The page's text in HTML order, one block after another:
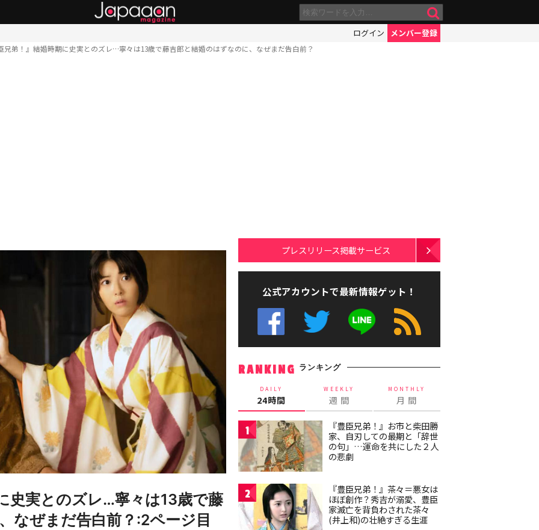
ログイン メンバー登録
兄弟！』結婚時期に史実とのズレ…寧々は13歳で藤吉郎と結婚のはずなのに、なぜまだ告白前？
史実とのズレ…寧々は13歳で藤
なぜまだ告白前？:2ページ目
プレスリリース掲載サービス
公式アカウントで最新情報ゲット！
RANKING ランキング
DAILY
24時間
WEEKLY
週 間
MONTHLY
月 間
1
『豊臣兄弟！』お市と柴田勝
家、自刃しての最期と「辞世
の句」…運命を共にした２人
の悲劇
2
『豊臣兄弟！』茶々＝悪女は
ほぼ創作？秀吉が溺愛、豊臣
家滅亡を背負わされた茶々
(井上和)の壮絶すぎる生涯